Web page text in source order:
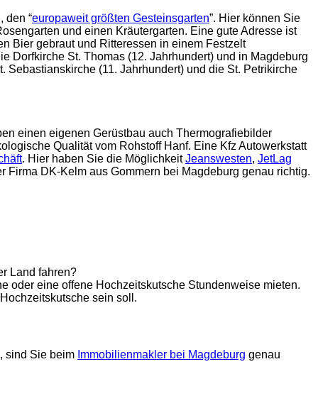
den “europaweit größten Gesteinsgarten”. Hier können Sie
und einen Kräutergarten. Eine gute Adresse ist
Bier gebraut und Ritteressen in einem Festzelt
Dorfkirche St. Thomas (12. Jahrhundert) und in Magdeburg
(11. Jahrhundert) und die St. Petrikirche
einen eigenen Gerüstbau auch Thermografiebilder
Qualität vom Rohstoff Hanf. Eine Kfz Autowerkstatt
. Hier haben Sie die MöglichkeitJeanswesten, JetLag
DK-Kelm aus Gommern bei Magdeburg genau richtig.
Land fahren?
oder eine offene Hochzeitskutsche Stundenweise mieten.
sein soll.
sind Sie beim Immobilienmakler bei Magdeburg genau